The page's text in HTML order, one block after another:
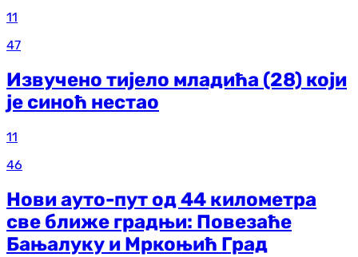
11
47
Извучено тијело младића (28) који
је синоћ нестао
11
46
Нови ауто-пут од 44 километра
све ближе градњи: Повезаће
Бањалуку и Мркоњић Град